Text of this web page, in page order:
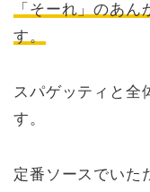
「そーれ」のあ
す。
スパゲッティと全
す。
定番ソースでいた